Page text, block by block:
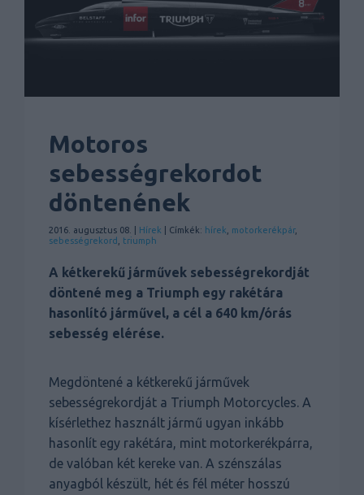
Motoros
sebességrekordot
döntenének
2016. augusztus 08. | Hírek | Címkék: hírek motorkerékpár,
sebességrekord
triumph
A kétkerekű járművek sebességrekordját
döntené meg a Triumph egy rakétára
hasonlító járművel, a cél a 640 km/órás
sebesség elérése.
Megdöntené a kétkerekű járművek
sebességrekordját a Triumph Motorcycles. A
kísérlethez használt jármű ugyan inkább
hasonlít egy rakétára, mint motorkerékpárra,
de valóban két kereke van. A szénszálas
anyagból készült, hét és fél méter hosszú